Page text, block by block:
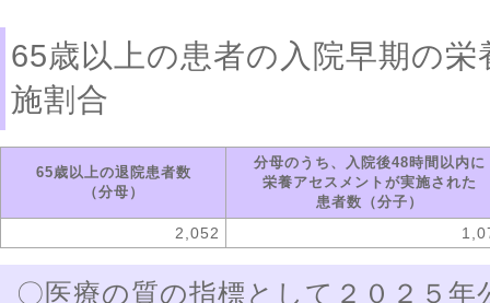
65歳以上の患者の入院早期の
施割合
65歳以上の退院患者数
（分母）
分母のうち、入院後48時間以内に
栄養アセスメントが実施された
患者数（分子）
2,052
〇医療の質の指標として２０２５年